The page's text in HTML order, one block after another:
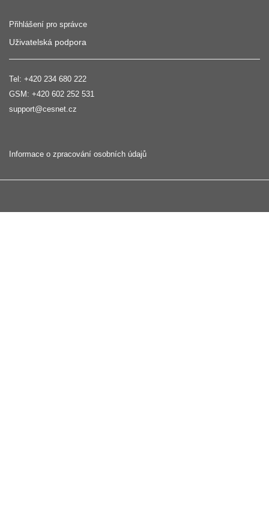
Přihlášení pro správce
Uživatelská podpora
Tel: +420 234 680 222
GSM: +420 602 252 531
support@cesnet.cz
Informace o zpracování osobních údajů